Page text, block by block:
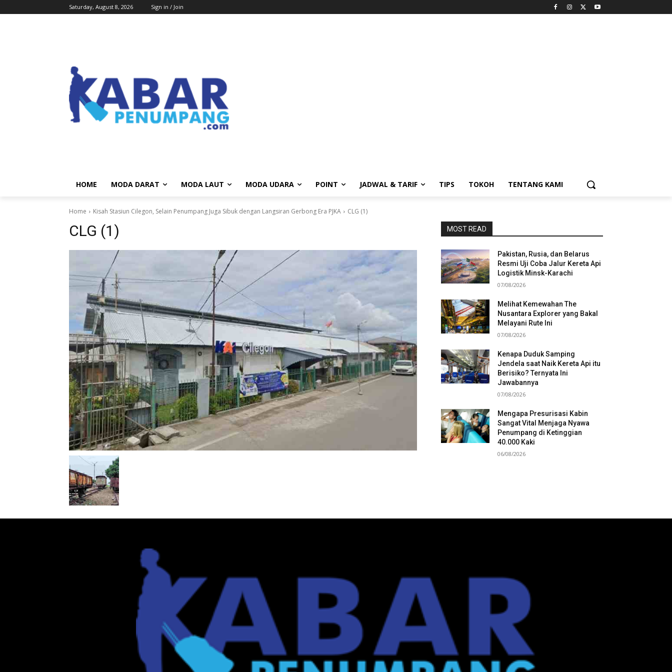
Saturday, August 8, 2026 Sign in / Join
HOME MODA DARAT MODA LAUT MODA UDARA POINT JADWAL & TARIF TIPS TOKOH TENTANG KAMI
Home Kisah Stasiun Cilegon, Selain Penumpang Juga Sibuk dengan Langsiran Gerbong Era PJKA CLG (1)
CLG (1) MOST READ
Pakistan, Rusia, dan Belarus
Resmi Uji Coba Jalur Kereta Api
Logistik Minsk-Karachi
07/08/2026
Melihat Kemewahan The
Nusantara Explorer yang Bakal
Melayani Rute Ini
07/08/2026
Kenapa Duduk Samping
Jendela saat Naik Kereta Api itu
Berisiko? Ternyata Ini
Jawabannya
07/08/2026
Mengapa Presurisasi Kabin
Sangat Vital Menjaga Nyawa
Penumpang di Ketinggian
40.000 Kaki
06/08/2026